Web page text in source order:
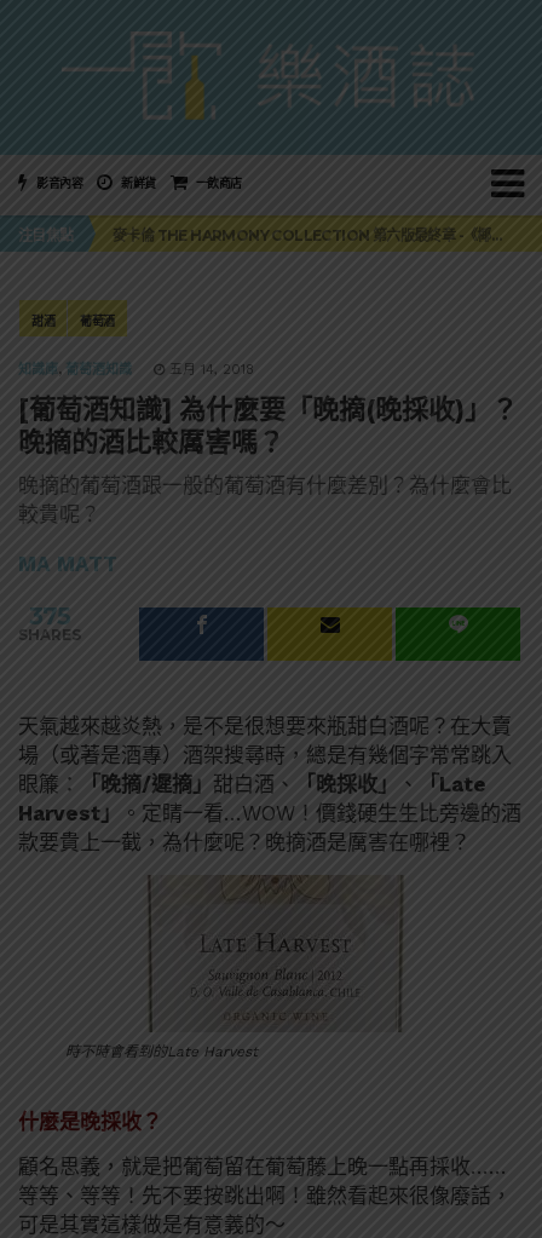
影音內容 新鮮貨 一飲商店
注目焦點
美國正式恢復蘇格蘭威士忌零關稅！烈酒產業再次迎來重磅利多
麥卡倫 THE HARMONY COLLECTION 第六版最終章 -《椰風煖韻》
角嗨尬炸物X爽快這一步，角瓶攜手頂呱呱 全新套餐限時登場
美國正式恢復蘇格蘭威士忌零關稅！烈酒產業再次迎來重磅利多
甜酒 葡萄酒
知識庫, 葡萄酒知識 五月 14, 2018
[葡萄酒知識] 為什麼要「晚摘(晚採收)」？
晚摘的酒比較厲害嗎？
晚摘的葡萄酒跟一般的葡萄酒有什麼差別？為什麼會比
較貴呢？
MA MATT
375
SHARES
天氣越來越炎熱，是不是很想要來瓶甜白酒呢？在大賣
場（或著是酒專）酒架搜尋時，總是有幾個字常常跳入
眼簾：
「晚摘/遲摘」 甜白酒、 「晚採收」 、
「Late
Harvest」
。定睛一看…WOW！價錢硬生生比旁邊的酒
款要貴上一截，為什麼呢？晚摘酒是厲害在哪裡？
時不時會看到的Late Harvest
什麼是晚採收？
顧名思義，就是把葡萄留在葡萄藤上晚一點再採收……
等等、等等！先不要按跳出啊！雖然看起來很像廢話，
可是其實這樣做是有意義的～